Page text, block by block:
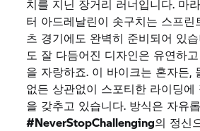
치를 지닌 장거리 러너입니다. 마
터 아드레날린이 솟구치는 스프린
츠 경기에도 완벽히 준비되어 있
도 잘 다듬어진 디자인은 유연하
을 자랑하죠. 이 바이크는 혼자든,
없든 상관없이 스포티한 라이딩에
을 갖추고 있습니다. 방식은 자유
#NeverStopChallenging의 정신